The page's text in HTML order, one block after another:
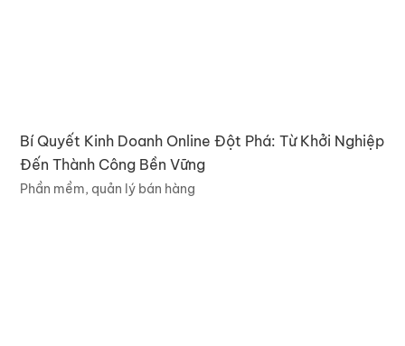
Bí Quyết Kinh Doanh Online Đột Phá: Từ Khởi Nghiệp
Đến Thành Công Bền Vững
Phần mềm, quản lý bán hàng